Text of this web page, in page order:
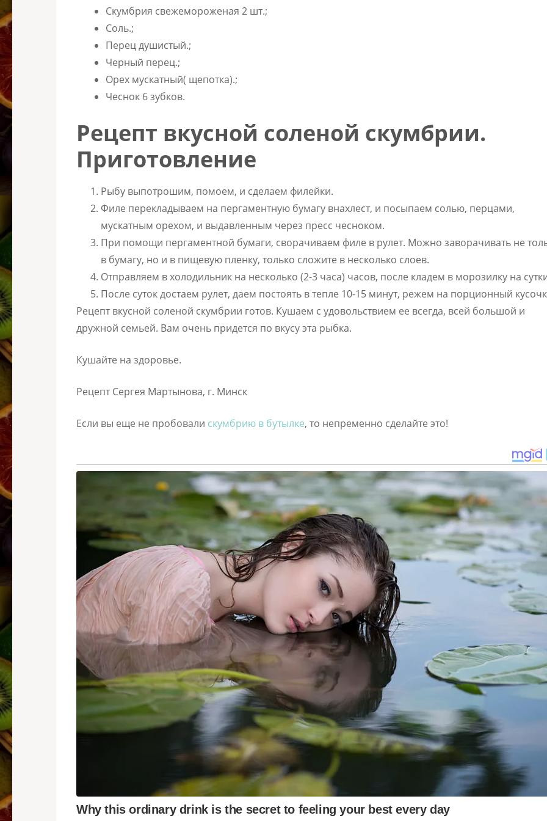
Скумбрия свежемороженая 2 шт.;
Соль.;
Перец душистый.;
Черный перец.;
Орех мускатный( щепотка).;
Чеснок 6 зубков.
Рецепт вкусной соленой скумбрии.
Приготовление
Рыбу выпотрошим, помоем, и сделаем филейки.
Филе перекладываем на пергаментную бумагу внахлест, и посыпаем солью, перцами,
мускатным орехом, и выдавленным через пресс чесноком.
При помощи пергаментной бумаги, сворачиваем филе в рулет. Можно заворачивать не
в бумагу, но и в пищевую пленку, только сложите в несколько слоев.
Отправляем в холодильник на несколько (2-3 часа) часов, после кладем в морозилку на
После суток достаем рулет, даем постоять в тепле 10-15 минут, режем на порционный
Рецепт вкусной соленой скумбрии готов. Кушаем с удовольствием ее всегда, всей большой и
дружной семьей. Вам очень придется по вкусу эта рыбка.
Кушайте на здоровье.
Рецепт Сергея Мартынова, г. Минск
Если вы еще не пробовали скумбрию в бутылке, то непременно сделайте это!